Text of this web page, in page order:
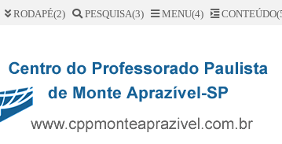
RODAPÉ(2) PESQUISA(3) MENU(4)